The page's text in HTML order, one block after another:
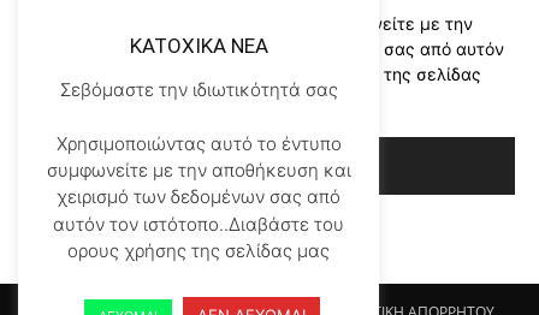
Χρησιμοποιώντας αυτό το έντυπο συμφωνείτε με την
αποθήκευση και χειρισμό των δεδομένων σας από αυτόν
τον ιστότοπο..Διαβάστε του ορους χρήσης της σελίδας
μας*
KATOXIKA NEA
Σεβόμαστε την ιδιωτικότητά σας
Χρησιμοποιώντας αυτό το έντυπο
συμφωνείτε με την αποθήκευση και
χειρισμό των δεδομένων σας από
αυτόν τον ιστότοπο..Διαβάστε του
ορους χρήσης της σελίδας μας